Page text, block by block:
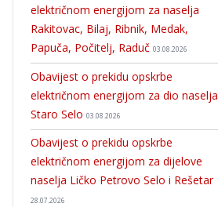
električnom energijom za naselja
Rakitovac, Bilaj, Ribnik, Medak,
Papuča, Počitelj, Raduč 03.08.2026
Obavijest o prekidu opskrbe
električnom energijom za dio naselja
Staro Selo 03.08.2026
Obavijest o prekidu opskrbe
električnom energijom za dijelove
naselja Ličko Petrovo Selo i Rešetar
28.07.2026